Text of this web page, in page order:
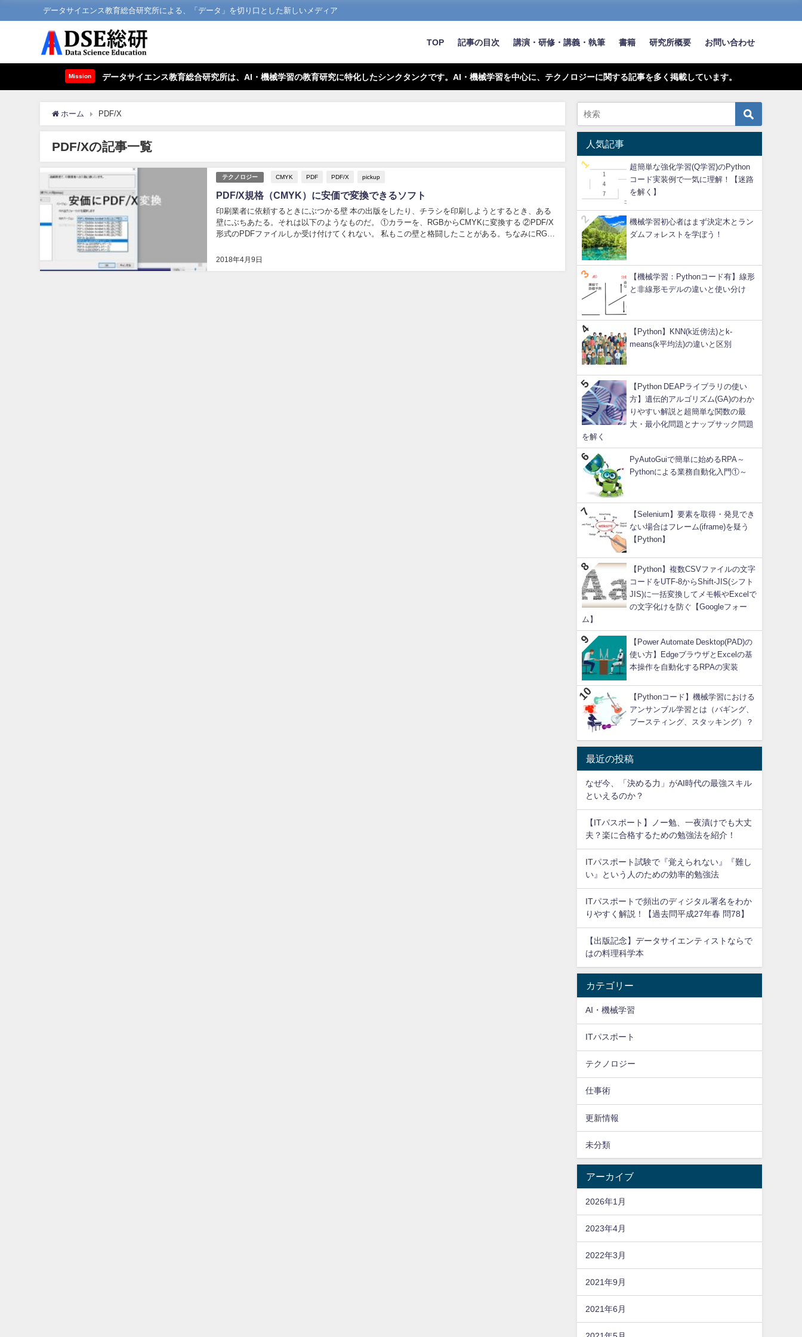
データサイエンス教育総合研究所による、「データ」を切り口とした新しいメディア
TOP 記事の目次 講演・研修・講義・執筆 書籍 研究所概要 お問い合わせ
Mission データサイエンス教育総合研究所は、AI・機械学習の教育研究に特化したシンクタンクです。AI・機械学習を中心に、テクノロジーに関する記事を多く掲載しています。
ホーム PDF/X
PDF/Xの記事一覧
テクノロジー CMYK PDF PDF/X pickup
PDF/X規格（CMYK）に安価で変換できるソフト
2018年4月9日
印刷業者に依頼するときにぶつかる壁 本の出版をしたり、チラシを印刷しようとするとき、ある
壁にぶちあたる。それは以下のようなものだ。 ①カラーを、RGBからCMYKに変換する ②PDF/X
形式のPDFファイルしか受け付けてくれない。 私もこの壁と格闘したことがある。ちなみにRGB
人気記事
超簡単な強化学習(Q学習)のPython
コード実装例で一気に理解！【迷路
を解く】
機械学習初心者はまず決定木とラン
ダムフォレストを学ぼう！
【機械学習：Pythonコード有】線形
と非線形モデルの違いと使い分け
【Python】KNN(k近傍法)とk-
means(k平均法)の違いと区別
【Python DEAPライブラリの使い
方】遺伝的アルゴリズム(GA)のわか
りやすい解説と超簡単な関数の最
大・最小化問題とナップサック問題
を解く
PyAutoGuiで簡単に始めるRPA～
Pythonによる業務自動化入門①～
【Selenium】要素を取得・発見でき
ない場合はフレーム(iframe)を疑う
【Python】
【Python】複数CSVファイルの文字
コードをUTF-8からShift-JIS(シフト
JIS)に一括変換してメモ帳やExcelで
の文字化けを防ぐ【Googleフォー
ム】
【Power Automate Desktop(PAD)の
使い方】EdgeブラウザとExcelの基
本操作を自動化するRPAの実装
【Pythonコード】機械学習における
アンサンブル学習とは（バギング、
ブースティング、スタッキング）？
最近の投稿
なぜ今、「決める力」がAI時代の最強スキル
といえるのか？
【ITパスポート】ノー勉、一夜漬けでも大丈
夫？楽に合格するための勉強法を紹介！
ITパスポート試験で『覚えられない』『難し
い』という人のための効率的勉強法
ITパスポートで頻出のディジタル署名をわか
りやすく解説！【過去問平成27年春 問78】
【出版記念】データサイエンティストならで
はの料理科学本
カテゴリー
AI・機械学習
ITパスポート
テクノロジー
仕事術
更新情報
未分類
アーカイブ
2026年1月
2023年4月
2022年3月
2021年9月
2021年6月